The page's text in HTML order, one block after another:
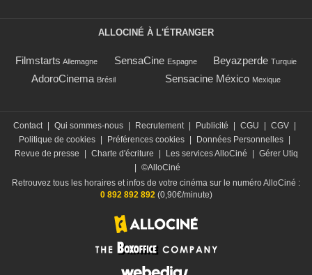
ALLOCINÉ À L'ÉTRANGER
Filmstarts Allemagne SensaCine Espagne Beyazperde Turquie
AdoroCinema Brésil Sensacine México Mexique
Contact Qui sommes-nous Recrutement Publicité CGU CGV
Politique de cookies
Préférences cookies Données Personnelles
Revue de presse
Charte d'écriture Les services AlloCiné
Gérer Utiq
©AlloCiné
Retrouvez tous les horaires et infos de votre cinéma sur le numéro AlloCiné :
0 892 892 892(0,90€/minute)